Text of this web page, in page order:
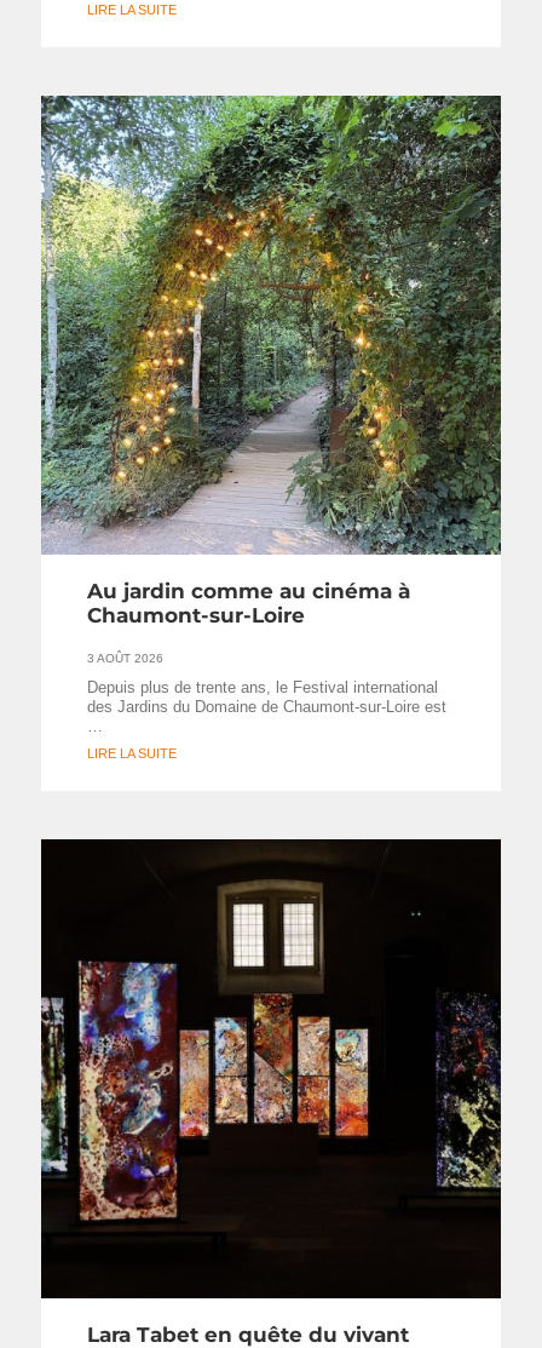
LIRE LA SUITE
Au jardin comme au cinéma à
Chaumont-sur-Loire
3 AOÛT 2026
Depuis plus de trente ans, le Festival international
des Jardins du Domaine de Chaumont-sur-Loire est
LIRE LA SUITE
Lara Tabet en quête du vivant